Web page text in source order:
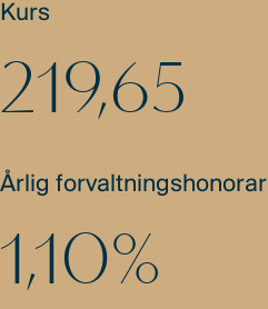
Kurs
219,65
Årlig forvaltningshonorar
1,10%